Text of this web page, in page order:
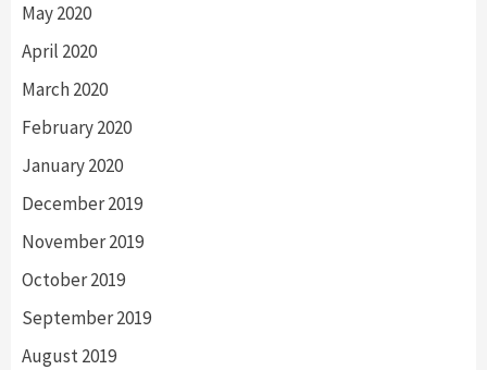
May 2020
April 2020
March 2020
February 2020
January 2020
December 2019
November 2019
October 2019
September 2019
August 2019